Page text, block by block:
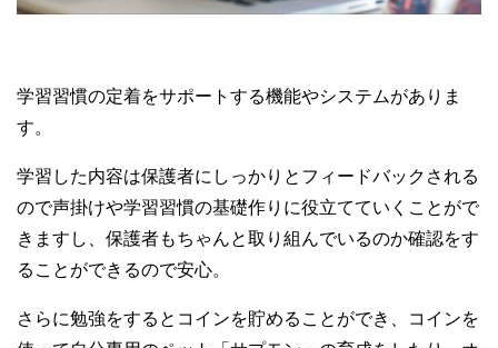
学習習慣の定着をサポートする機能やシステムがありま
す。
学習した内容は保護者にしっかりとフィードバックされる
ので声掛けや学習習慣の基礎作りに役立てていくことがで
きますし、保護者もちゃんと取り組んでいるのか確認をす
ることができるので安心。
さらに勉強をするとコインを貯めることができ、コインを